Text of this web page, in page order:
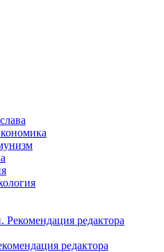
редактора
редактора